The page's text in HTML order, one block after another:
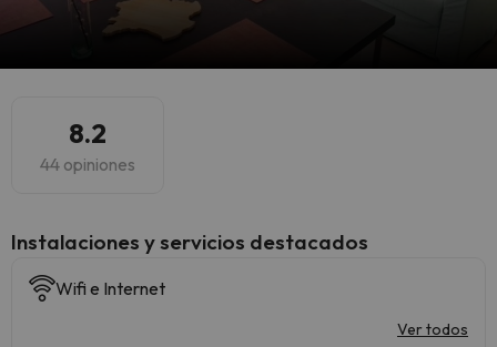
8.2
44 opiniones
Instalaciones y servicios destacados
Wifi e Internet
Ver todos